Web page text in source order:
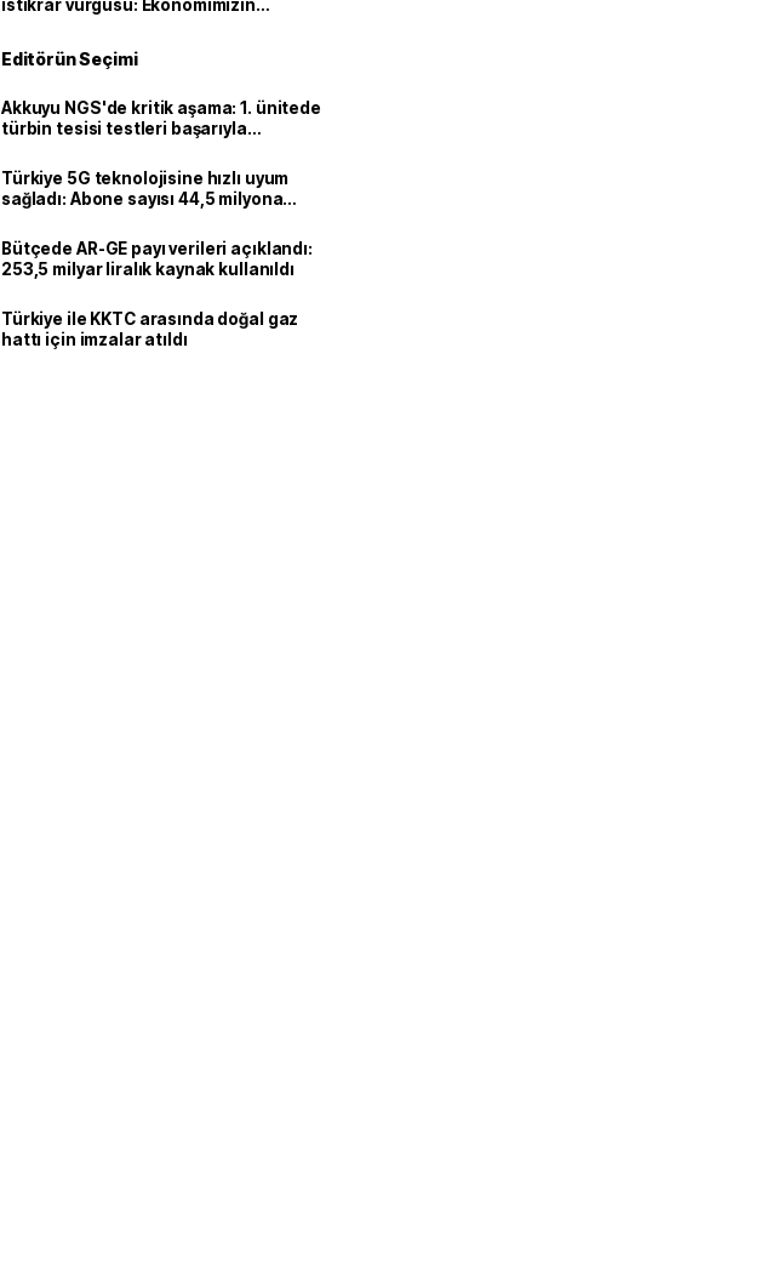
istikrar vurgusu: Ekonomimizin
Editörün Seçimi
Akkuyu NGS'de kritik aşama: 1. ünitede
türbin tesisi testleri başarıyla
Türkiye 5G teknolojisine hızlı uyum
sağladı: Abone sayısı 44,5 milyona
Bütçede AR-GE payı verileri açıklandı:
253,5 milyar liralık kaynak kullanıldı
Türkiye ile KKTC arasında doğal gaz
hattı için imzalar atıldı